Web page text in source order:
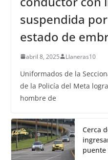
suspendida
estado de
abril 8, 2025 Llaneras10
Uniformados de la
de la Policía del Meta
hombre de
Cerca
puente